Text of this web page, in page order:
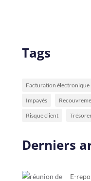
Tags
Facturation électronique
Impayés
Risque client
Derniers
E-